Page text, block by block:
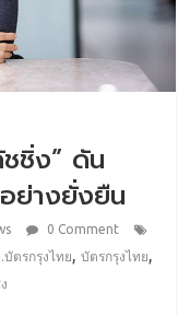
ชิ่ง” ดัน
ย่างยั่งยืน
0 Comment
บัตรกรุงไทย,บัตรกรุงไทย,